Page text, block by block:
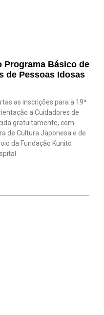
Programa Básico de
de Pessoas Idosas
as inscrições para a 19ª
a Cuidadores de
gratuitamente, com
de Cultura Japonesa e de
da Fundação Kunito